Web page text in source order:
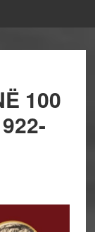
100